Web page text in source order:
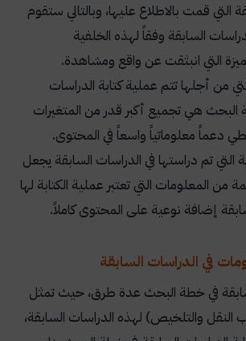
التي قمت بالاطلاع عليها، وبالتالي ستقوم
السابقة وفقاً لهذه الخلفية
التي انبثقت عن واقع ومشاهدة.
من أجلها تتم عملية كتابة الدراسات
البحث هي تجميع أكبر قدر من المتغيرات
دعماً معلوماتياً واسعاً في المحتوى.
التي تم دراستها في الدراسات السابقة يجعل
المعلومات التي تعتبر عملية الكتابة لها
إضافة نوعية على المحتوى كاملاً.
في الدراسات السابقة
في خطة البحث عدة طرق، حيث تمثل
والتلخيص) لهذه الدراسات السابقة،